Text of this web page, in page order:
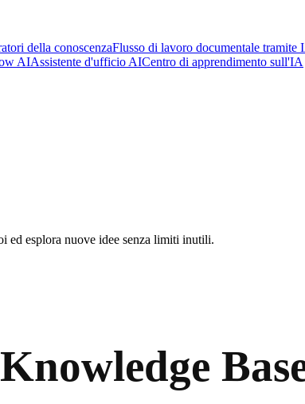
della conoscenzaFlusso di lavoro documentale tramite
AIAssistente d'ufficio AICentro di apprendimento sull'IA
ed esplora nuove idee senza limiti inutili.